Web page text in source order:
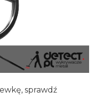
sprawdź